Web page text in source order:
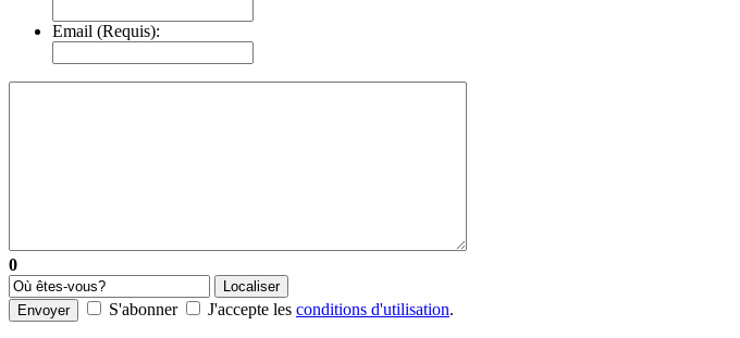
Email (Requis):
0
Localiser
Envoyer
S'abonner J'accepte les conditions d'utilisation.